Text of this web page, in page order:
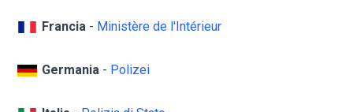
Francia - Ministère de l'Intérieur
Germania - Polizei